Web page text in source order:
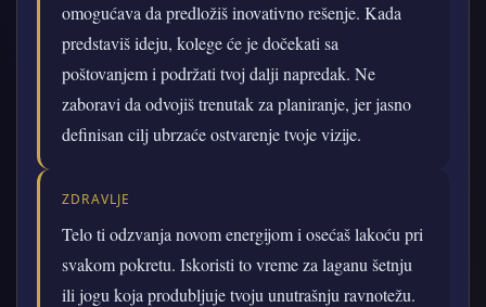
omogućava da predložiš inovativno rešenje. Kada
predstaviš ideju, kolege će je dočekati sa
poštovanjem i podržati tvoj dalji napredak. Ne
zaboravi da odvojiš trenutak za planiranje, jer jasno
definisan cilj ubrzaće ostvarenje tvoje vizije.
ZDRAVLJE
Telo ti odzvanja novom energijom i osećaš lakoću pri
svakom pokretu. Iskoristi to vreme za laganu šetnju
ili jogu koja produbljuje tvoju unutrašnju ravnotežu.